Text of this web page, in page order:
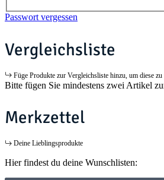
Passwort vergessen
Vergleichsliste
Füge Produkte zur Vergleichsliste hinzu, um diese zu
Bitte fügen Sie mindestens zwei Artikel
Merkzettel
Deine Lieblingsprodukte
Hier findest du deine Wunschlisten: